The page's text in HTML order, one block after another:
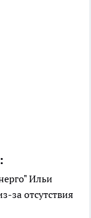
Ильи
за отсутствия